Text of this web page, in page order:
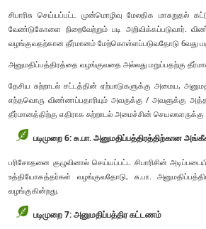
சிபாரிசு செய்யப்பட்ட முன்மொழிவு மேலதிக
வேண்டுகோளை நிறைவேற்றும் படி அறிவிக்கப்படுவார்.
வழங்குவதற்கான தீர்மானம் மேற்கொள்ளப்படுவதோடு 6வது
அனுமதிப்பத்திரத்தை வழங்குவதை அல்லது மறுப்பதற்கு
தேசிய சுற்றாடல் சட்டத்தின் ஏற்பாடுகளுக்கு அமைய,
எந்தவொரு விண்ணப்பதாரியும் அவருக்கு / அவளுக்கு
தீர்மானத்திற்கு எதிராக சுற்றாடல் அமைச்சின்
படிமுறை 6: சு.பா. அனுமதிப்பத்திரத்திற்கான
பரிசோதனை குழுவினால் செய்யப்பட்ட சிபாரிசின்
உத்தியோகத்தர்கள் வழங்குவதோடு, சு.பா.
வழங்குகின்றது.
படிமுறை 7: அனுமதிப்பத்திர கட்டணம்